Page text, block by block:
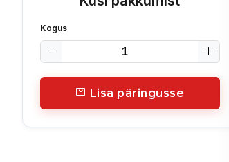
Kogus
Lisa päringusse